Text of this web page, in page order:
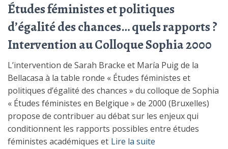
Études féministes et politiques
d’égalité des chances… quels rapports ?
Intervention au Colloque Sophia 2000
L’intervention de Sarah Bracke et María Puig de la
Bellacasa à la table ronde « Études féministes et
politiques d’égalité des chances » du colloque de Sophia
« Études féministes en Belgique » de 2000 (Bruxelles)
propose de contribuer au débat sur les enjeux qui
conditionnent les rapports possibles entre études
féministes académiques et Lire la suite